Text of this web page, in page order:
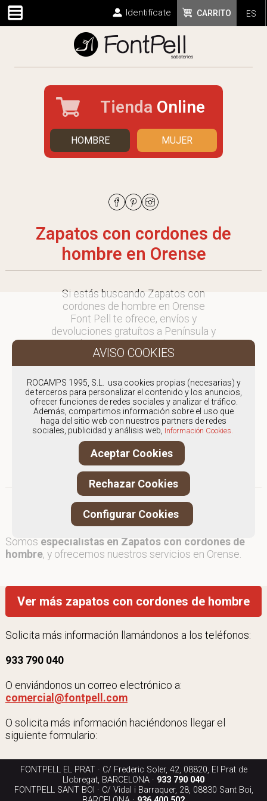
ES
CARRITO
Identifícate
Tienda Online
HOMBRE MUJER
Zapatos con cordones de
hombre en Orense
Si estás buscando Zapatos con
cordones de hombre en Orense
Font Pell te ofrece, envíos y
devoluciones gratuítos a Península y
consultar
en comercial@fontpell.com.
Los envíos a Orense gestionados
entre semana se entregarán en
menos de 48 horas; los pedidos
realizados en fin de semana, el
producto se enviará a partir del
lunes.
Somos especialistas en Zapatos con cordones de
hombre, y ofrecemos nuestros servicios en Orense.
Ver más zapatos con cordones de hombre
Solicita más información llamándonos a los teléfonos:
933 790 040
O enviándonos un correo electrónico a:
comercial@fontpell.com
O solicita más información haciéndonos llegar el
siguiente formulario:
FONTPELL EL PRAT · C/ Frederic Soler, 42, 08820, El Prat de
Llobregat, BARCELONA · 933 790 040
FONTPELL SANT BOI · C/ Vidal i Barraquer, 28, 08830 Sant Boi,
ROCAMPS 1995, S.L. usa cookies propias (necesarias) y
de terceros para personalizar el contenido y los anuncios,
ofrecer funciones de redes sociales y analizar el tráfico.
Además, compartimos información sobre el uso que
haga del sitio web con nuestros partners de redes
sociales, publicidad y análisis web, Información Cookies.
Aceptar Cookies
Rechazar Cookies
Configurar Cookies